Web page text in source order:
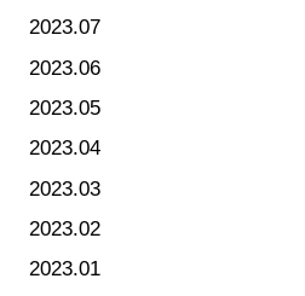
2023.07
2023.06
2023.05
2023.04
2023.03
2023.02
2023.01